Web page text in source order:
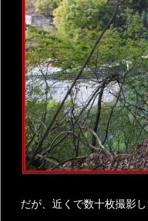
だが、近くで数十枚撮影